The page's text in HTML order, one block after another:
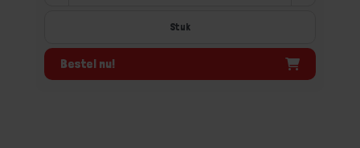
Stuk
Bestel nu!